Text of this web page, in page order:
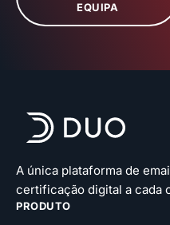
EQUIPA
A única plataforma de
certificação digital a cada
PRODUTO